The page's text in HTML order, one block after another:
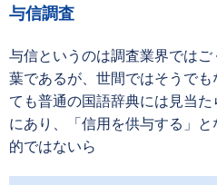
与信調査
与信というのは調査業界では
葉であるが、世間ではそうで
ても普通の国語辞典には見当
にあり、「信用を供与する」
的ではないら